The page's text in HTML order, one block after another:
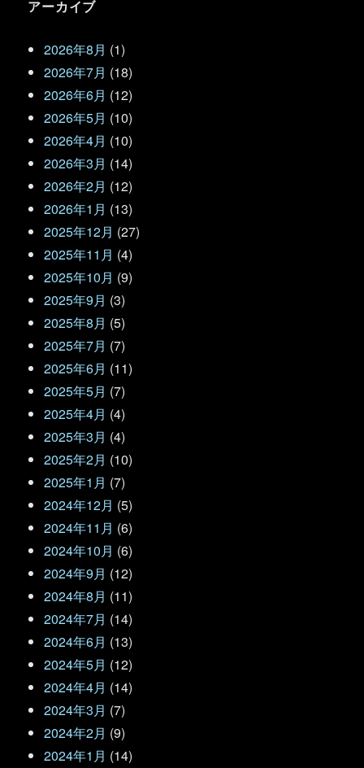
アーカイブ
2026年8月 (1)
2026年7月 (18)
2026年6月 (12)
2026年5月 (10)
2026年4月 (10)
2026年3月 (14)
2026年2月 (12)
2026年1月 (13)
2025年12月 (27)
2025年11月 (4)
2025年10月 (9)
2025年9月 (3)
2025年8月 (5)
2025年7月 (7)
2025年6月 (11)
2025年5月 (7)
2025年4月 (4)
2025年3月 (4)
2025年2月 (10)
2025年1月 (7)
2024年12月 (5)
2024年11月 (6)
2024年10月 (6)
2024年9月 (12)
2024年8月 (11)
2024年7月 (14)
2024年6月 (13)
2024年5月 (12)
2024年4月 (14)
2024年3月 (7)
2024年2月 (9)
2024年1月 (14)